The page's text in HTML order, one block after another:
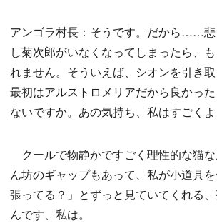
アンゴラ村長：そうです。だから……悲
し菊次郎がいなくなってしまったら、
れません。そういえば、シオンを引き取
最初はアルストロメリアだから良かっ
ないですか。あの気持ち、私はすごくよ
クールで物静かですごく理性的な猫な
ん坊のギャップもあって、私が小道具
張ってる？」とずっと見ていてくれる
んです、私は。